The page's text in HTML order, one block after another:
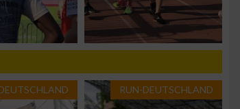
RUN-DEUTSCHLAND